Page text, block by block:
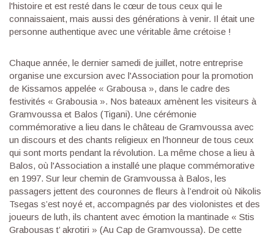
l'histoire et est resté dans le cœur de tous ceux qui le
connaissaient, mais aussi des générations à venir. Il était une
personne authentique avec une véritable âme crétoise !
Chaque année, le dernier samedi de juillet, notre entreprise
organise une excursion avec l'Association pour la promotion
de Kissamos appelée « Grabousa », dans le cadre des
festivités « Grabousia ». Nos bateaux amènent les visiteurs à
Gramvoussa et Balos (Tigani). Une cérémonie
commémorative a lieu dans le château de Gramvoussa avec
un discours et des chants religieux en l'honneur de tous ceux
qui sont morts pendant la révolution. La même chose a lieu à
Balos, où l'Association a installé une plaque commémorative
en 1997. Sur leur chemin de Gramvoussa à Balos, les
passagers jettent des couronnes de fleurs à l’endroit où Nikolis
Tsegas s’est noyé et, accompagnés par des violonistes et des
joueurs de luth, ils chantent avec émotion la mantinade « Stis
Grabousas t’ akrotiri » (Au Cap de Gramvoussa). De cette